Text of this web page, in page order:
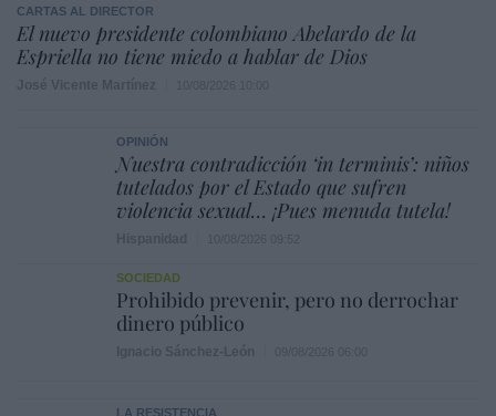
CARTAS AL DIRECTOR
El nuevo presidente colombiano Abelardo de la
Espriella no tiene miedo a hablar de Dios
OPINIÓN
Nuestra contradicción ‘in terminis’: niños
tutelados por el Estado que sufren
violencia sexual… ¡Pues menuda tutela!
SOCIEDAD
Prohibido prevenir, pero no derrochar
dinero público
LA RESISTENCIA